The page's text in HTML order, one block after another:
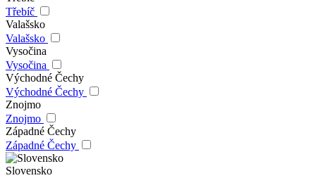
Třebíč
Valašsko
Valašsko
Vysočina
Vysočina
Východné Čechy
Východné Čechy
Znojmo
Znojmo
Západné Čechy
Západné Čechy
Slovensko